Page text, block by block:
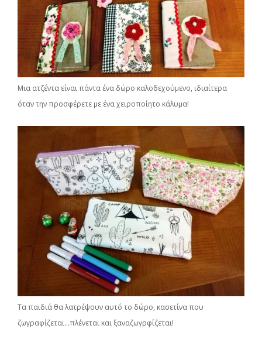
Μια ατζέντα είναι πάντα ένα δώρο καλοδεχούμενο, ιδιαίτερα
όταν την προσφέρετε με ένα χειροποίητο κάλυμα!
Τα παιδιά θα λατρέψουν αυτό το δώρο, κασετίνα που
ζωγραφίζεται…πλένεται και ξαναζωγρφίζεται!